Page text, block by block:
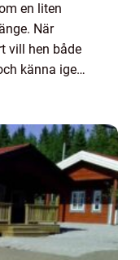
en liten
När
vill hen både
känna igen